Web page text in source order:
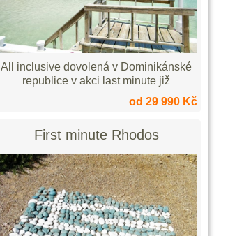
All inclusive dovolená v Dominikánské
republice v akci last minute již
od 29 990 Kč
First minute Rhodos